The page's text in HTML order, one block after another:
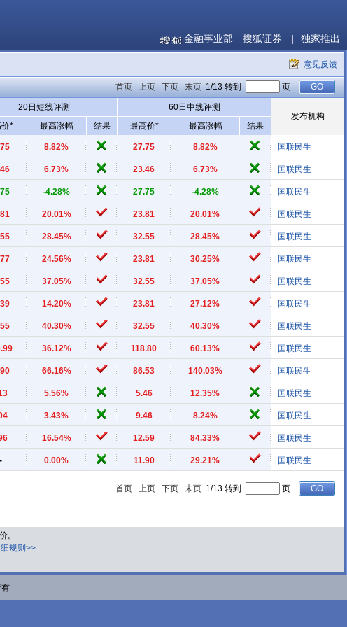
金融事业部 搜狐证券 独家推出
意见反馈
首页 上页 下页 末页 1/13 转到 页
20日短线评测
60日中线评测
发布机构
*
最高涨幅 结果 最高价* 最高涨幅 结果
8.82% 27.75 8.82% 国联民生
6.73% 23.46 6.73% 国联民生
-4.28% 27.75 -4.28% 国联民生
20.01% 23.81 20.01% 国联民生
28.45% 32.55 28.45% 国联民生
24.56% 23.81 30.25% 国联民生
37.05% 32.55 37.05% 国联民生
14.20% 23.81 27.12% 国联民生
40.30% 32.55 40.30% 国联民生
36.12% 118.80 60.13% 国联民生
66.16% 86.53 140.03% 国联民生
5.56% 5.46 12.35% 国联民生
3.43% 9.46 8.24% 国联民生
16.54% 12.59 84.33% 国联民生
0.00% 11.90 29.21% 国联民生
首页 上页 下页 末页 1/13 转到 页
。
规则>>